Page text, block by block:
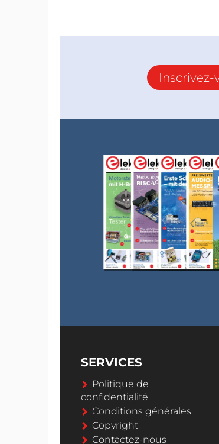
Inscrivez-
SERVICES
Politique de
confidentialité
Conditions générales
Copyright
Contactez-nous